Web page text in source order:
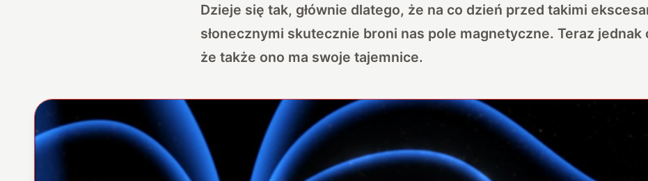
Dzieje się tak, głównie dlatego, że na co dzień przed takimi
słonecznymi skutecznie broni nas pole magnetyczne. Teraz jednak
że także ono ma swoje tajemnice.